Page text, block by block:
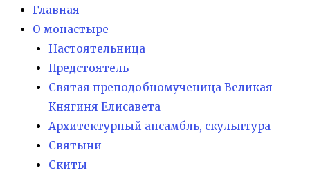
Главная
О монастыре
Настоятельница
Предстоятель
Святая преподобномученица Великая
Княгиня Елисавета
Архитектурный ансамбль, скульптура
Святыни
Скиты